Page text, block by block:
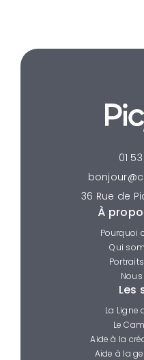
01
36 Rue de
À
Pourquoi
Qui
Les
La Ligne
Le
Aide à la
Aide à la